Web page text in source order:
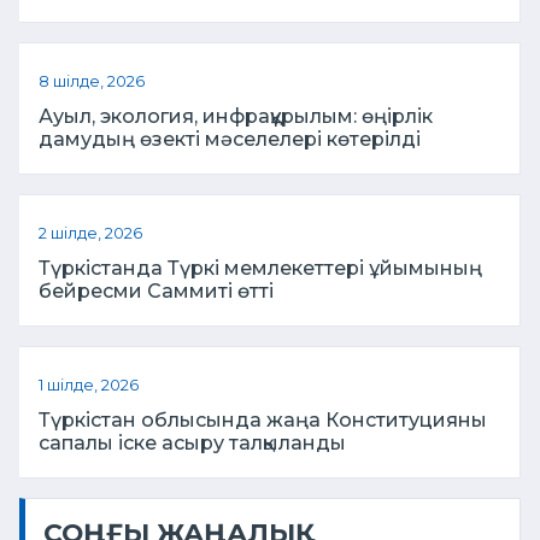
8 шілде, 2026
Ауыл, экология, инфрақұрылым: өңірлік
дамудың өзекті мәселелері көтерілді
2 шілде, 2026
Түркістанда Түркі мемлекеттері ұйымының
бейресми Саммиті өтті
1 шілде, 2026
Түркістан облысында жаңа Конституцияны
сапалы іске асыру талқыланды
СОҢҒЫ ЖАҢАЛЫҚ